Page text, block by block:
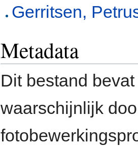
Gerritsen,
Metadata
Dit bestand
waarschijnlijk